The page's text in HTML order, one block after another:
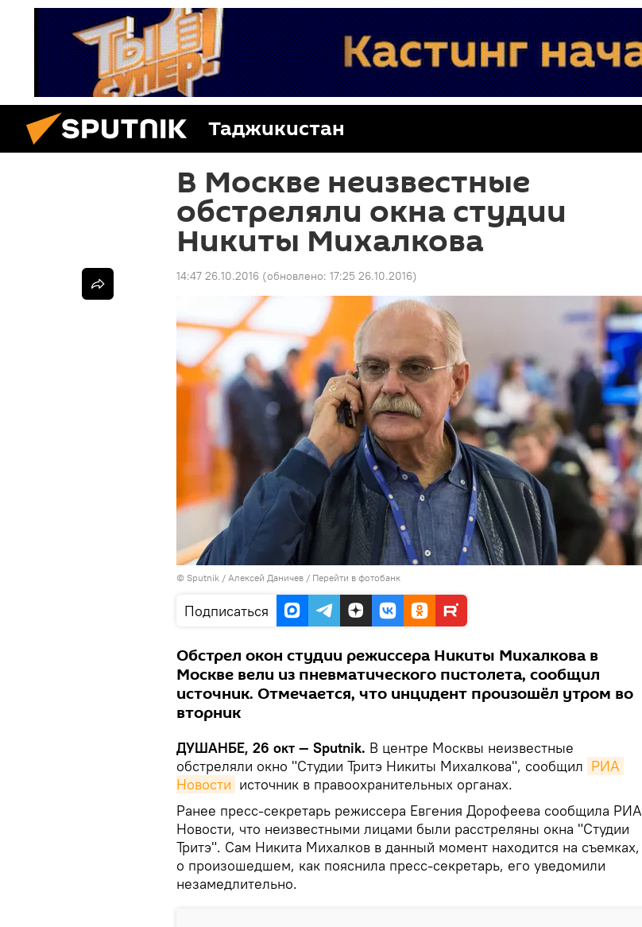
Таджикистан
В Москве неизвестные
обстреляли окна студии
Никиты Михалкова
14:47 26.10.2016 (обновлено: 17:25 26.10.2016)
© Sputnik / Алексей Даничев / Перейти в фотобанк
Подписаться
Обстрел окон студии режиссера Никиты Михалкова в
Москве вели из пневматического пистолета, сообщил
источник. Отмечается, что инцидент произошёл утром во
вторник
ДУШАНБЕ, 26 окт — Sputnik. В центре Москвы неизвестные
обстреляли окно "Студии Тритэ Никиты Михалкова", сообщил РИА
Новости источник в правоохранительных органах.
Ранее пресс-секретарь режиссера Евгения Дорофеева сообщила РИА
Новости, что неизвестными лицами были расстреляны окна "Студии
Тритэ". Сам Никита Михалков в данный момент находится на съемках,
о произошедшем, как пояснила пресс-секретарь, его уведомили
незамедлительно.